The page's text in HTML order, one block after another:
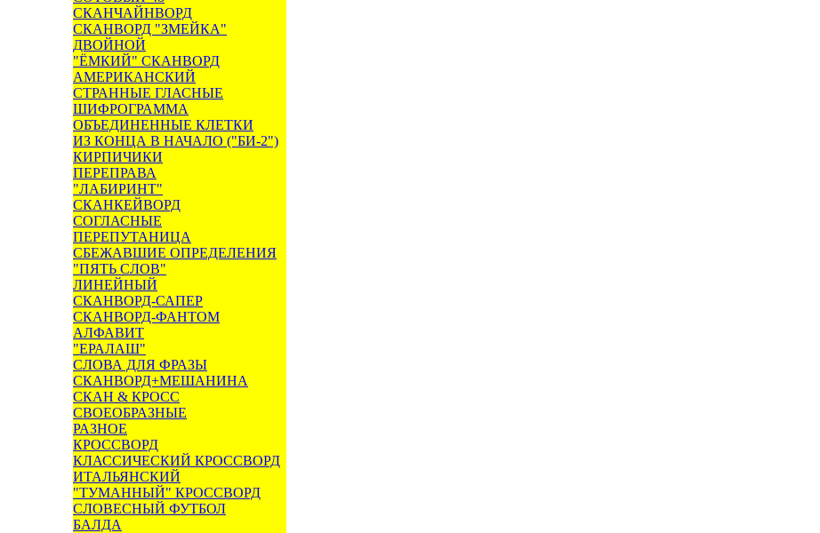
СКАНЧАЙНВОРД
СКАНВОРД "ЗМЕЙКА"
ДВОЙНОЙ
"ЁМКИЙ" СКАНВОРД
АМЕРИКАНСКИЙ
СТРАННЫЕ ГЛАСНЫЕ
ШИФРОГРАММА
ОБЪЕДИНЕННЫЕ КЛЕТКИ
ИЗ КОНЦА В НАЧАЛО ("БИ-2")
КИРПИЧИКИ
ПЕРЕПРАВА
"ЛАБИРИНТ"
СКАНКЕЙВОРД
СОГЛАСНЫЕ
ПЕРЕПУТАНИЦА
СБЕЖАВШИЕ ОПРЕДЕЛЕНИЯ
"ПЯТЬ СЛОВ"
ЛИНЕЙНЫЙ
СКАНВОРД-САПЕР
СКАНВОРД-ФАНТОМ
АЛФАВИТ
"ЕРАЛАШ"
СЛОВА ДЛЯ ФРАЗЫ
СКАНВОРД+МЕШАНИНА
СКАН & КРОСС
СВОЕОБРАЗНЫЕ
РАЗНОЕ
КРОССВОРД
КЛАССИЧЕСКИЙ КРОССВОРД
ИТАЛЬЯНСКИЙ
"ТУМАННЫЙ" КРОССВОРД
СЛОВЕСНЫЙ ФУТБОЛ
БАЛДА